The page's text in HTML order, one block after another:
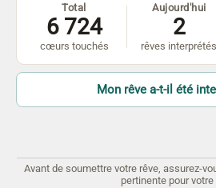
Total
6 724
cœurs touchés
Aujourd'hui
2
rêves interprétés
Mon rêve a-t-il été
Avant de soumettre votre rêve, assurez-
pertinente pour votre